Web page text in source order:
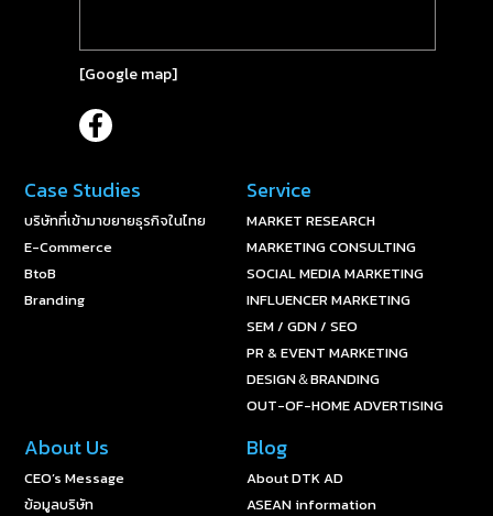
[Google map]
Case Studies
บริษัทที่เข้ามาขยายธุรกิจในไทย
E-Commerce
BtoB
Branding
Service
MARKET RESEARCH
MARKETING CONSULTING
SOCIAL MEDIA MARKETING
INFLUENCER MARKETING
SEM / GDN / SEO
PR & EVENT MARKETING
DESIGN＆BRANDING
OUT-OF-HOME ADVERTISING
About Us
CEO’s Message
ข้อมูลบริษัท
Blog
About DTK AD
ASEAN information